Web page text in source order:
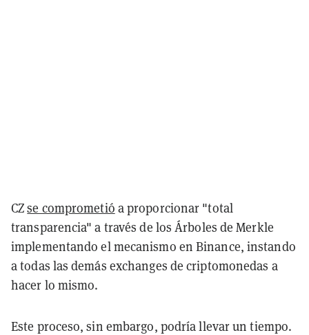
CZse comprometió a proporcionar "total
transparencia" a través de los Árboles de Merkle
implementando el mecanismo en Binance, instando
a todas las demás exchanges de criptomonedas a
hacer lo mismo.
Este proceso, sin embargo, podría llevar un tiempo.